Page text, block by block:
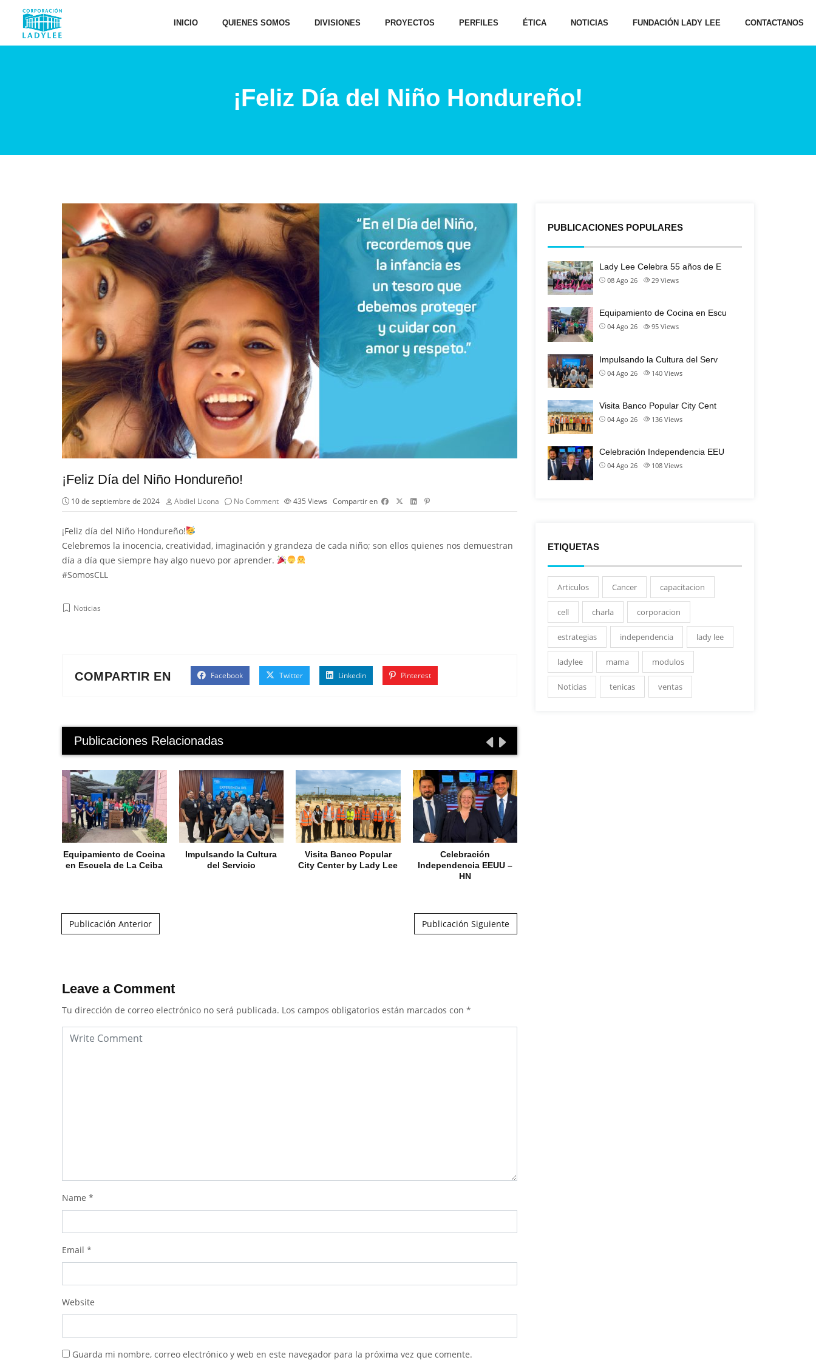
INICIO QUIENES SOMOS DIVISIONES PROYECTOS PERFILES ÉTICA NOTICIAS FUNDACIÓN LADY LEE CONTACTANOS
¡Feliz Día del Niño Hondureño!
¡Feliz Día del Niño Hondureño!
10 de septiembre de 2024 Abdiel Licona No Comment 435 Views Compartir en
¡Feliz día del Niño Hondureño!
Celebremos la inocencia, creatividad, imaginación y grandeza de cada niño; son ellos quienes nos demuestran
día a día que siempre hay algo nuevo por aprender.
#SomosCLL
Noticias
COMPARTIR EN Facebook Twitter Linkedin Pinterest
Publicaciones Relacionadas
Equipamiento de Cocina
en Escuela de La Ceiba
Impulsando la Cultura
del Servicio
Visita Banco Popular
City Center by Lady Lee
Celebración
Independencia EEUU –
HN
Publicación Anterior Publicación Siguiente
Leave a Comment
Tu dirección de correo electrónico no será publicada. Los campos obligatorios están marcados con *
Name *
Email *
Website
Guarda mi nombre, correo electrónico y web en este navegador para la próxima vez que comente.
PUBLICACIONES POPULARES
Lady Lee Celebra 55 años de E
08 Ago 26 29 Views
Equipamiento de Cocina en Escu
04 Ago 26 95 Views
Impulsando la Cultura del Serv
04 Ago 26 140 Views
Visita Banco Popular City Cent
04 Ago 26 136 Views
Celebración Independencia EEU
04 Ago 26 108 Views
ETIQUETAS
Articulos Cancer capacitacion
cell charla corporacion
estrategias independencia lady lee
ladylee mama modulos
Noticias tenicas ventas